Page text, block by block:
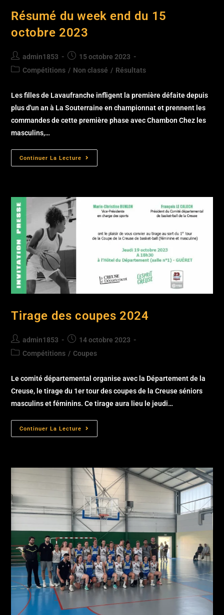
Résumé du week end du 15
octobre 2023
admin1853
15 octobre 2023
Compétitions / Non classé / Résultats
Les filles de Lavaufranche infligent la première défaite depuis
plus d'un an à La Souterraine en championnat et prennent les
commandes de cette première phase avec Chambon Chez les
masculins,…
Continuer La Lecture
Tirage des coupes 2024
admin1853
14 octobre 2023
Compétitions / Coupes
Le comité départemental organise avec la Département de la
Creuse, le tirage du 1er tour des coupes de la Creuse séniors
masculins et féminins. Ce tirage aura lieu le jeudi…
Continuer La Lecture